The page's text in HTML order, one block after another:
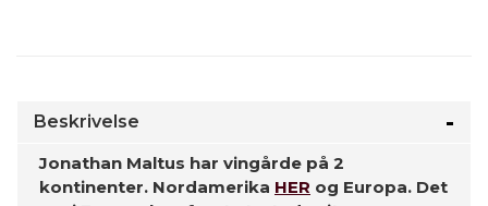
Beskrivelse
Jonathan Maltus har vingårde på 2
kontinenter. Nordamerika HER og Europa. Det